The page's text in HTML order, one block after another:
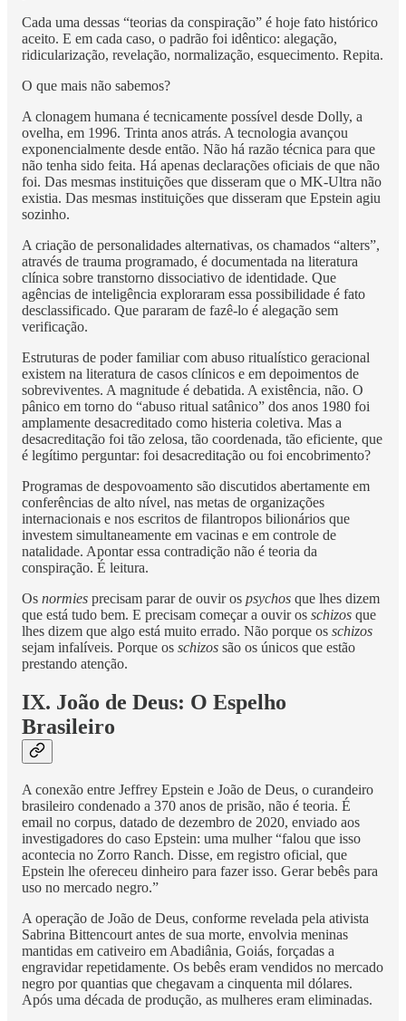
Cada uma dessas “teorias da conspiração” é hoje fato histórico
aceito. E em cada caso, o padrão foi idêntico: alegação,
ridicularização, revelação, normalização, esquecimento. Repita.
O que mais não sabemos?
A clonagem humana é tecnicamente possível desde Dolly, a
ovelha, em 1996. Trinta anos atrás. A tecnologia avançou
exponencialmente desde então. Não há razão técnica para que
não tenha sido feita. Há apenas declarações oficiais de que não
foi. Das mesmas instituições que disseram que o MK-Ultra não
existia. Das mesmas instituições que disseram que Epstein agiu
sozinho.
A criação de personalidades alternativas, os chamados “alters”,
através de trauma programado, é documentada na literatura
clínica sobre transtorno dissociativo de identidade. Que
agências de inteligência exploraram essa possibilidade é fato
desclassificado. Que pararam de fazê-lo é alegação sem
verificação.
Estruturas de poder familiar com abuso ritualístico geracional
existem na literatura de casos clínicos e em depoimentos de
sobreviventes. A magnitude é debatida. A existência, não. O
pânico em torno do “abuso ritual satânico” dos anos 1980 foi
amplamente desacreditado como histeria coletiva. Mas a
desacreditação foi tão zelosa, tão coordenada, tão eficiente, que
é legítimo perguntar: foi desacreditação ou foi encobrimento?
Programas de despovoamento são discutidos abertamente em
conferências de alto nível, nas metas de organizações
internacionais e nos escritos de filantropos bilionários que
investem simultaneamente em vacinas e em controle de
natalidade. Apontar essa contradição não é teoria da
conspiração. É leitura.
Os normies precisam parar de ouvir os psychos que lhes dizem
que está tudo bem. E precisam começar a ouvir os schizos que
lhes dizem que algo está muito errado. Não porque os schizos
sejam infalíveis. Porque os schizos são os únicos que estão
prestando atenção.
IX. João de Deus: O Espelho
Brasileiro
A conexão entre Jeffrey Epstein e João de Deus, o curandeiro
brasileiro condenado a 370 anos de prisão, não é teoria. É
email no corpus, datado de dezembro de 2020, enviado aos
investigadores do caso Epstein: uma mulher “falou que isso
acontecia no Zorro Ranch. Disse, em registro oficial, que
Epstein lhe ofereceu dinheiro para fazer isso. Gerar bebês para
uso no mercado negro.”
A operação de João de Deus, conforme revelada pela ativista
Sabrina Bittencourt antes de sua morte, envolvia meninas
mantidas em cativeiro em Abadiânia, Goiás, forçadas a
engravidar repetidamente. Os bebês eram vendidos no mercado
negro por quantias que chegavam a cinquenta mil dólares.
Após uma década de produção, as mulheres eram eliminadas.